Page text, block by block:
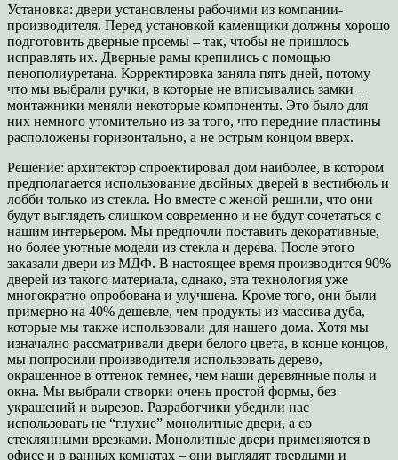
Установка: двери установлены рабочими из компании-
производителя. Перед установкой каменщики должны хорошо
подготовить дверные проемы – так, чтобы не пришлось
исправлять их. Дверные рамы крепились с помощью
пенополиуретана. Корректировка заняла пять дней, потому
что мы выбрали ручки, в которые не вписывались замки –
монтажники меняли некоторые компоненты. Это было для
них немного утомительно из-за того, что передние пластины
расположены горизонтально, а не острым концом вверх.
Решение: архитектор спроектировал дом наиболее, в котором
предполагается использование двойных дверей в вестибюль и
лобби только из стекла. Но вместе с женой решили, что они
будут выглядеть слишком современно и не будут сочетаться с
нашим интерьером. Мы предпочли поставить декоративные,
но более уютные модели из стекла и дерева. После этого
заказали двери из МДФ. В настоящее время производится 90%
дверей из такого материала, однако, эта технология уже
многократно опробована и улучшена. Кроме того, они были
примерно на 40% дешевле, чем продукты из массива дуба,
которые мы также использовали для нашего дома. Хотя мы
изначално рассматривали двери белого цвета, в конце концов,
мы попросили производителя использовать дерево,
окрашенное в оттенок темнее, чем наши деревянные полы и
окна. Мы выбрали створки очень простой формы, без
украшений и вырезов. Разработчики убедили нас
использовать не “глухие” монолитные двери, а со
стеклянными врезками. Монолитные двери применяются в
офисе и в ванных комнатах – они выглядят твердыми и